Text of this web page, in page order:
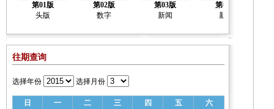
第01版
头版
第02版
数字
第03版
新闻
第04版
新闻
往期查询
选择年份 选择月份
日 一 二 三 四 五 六